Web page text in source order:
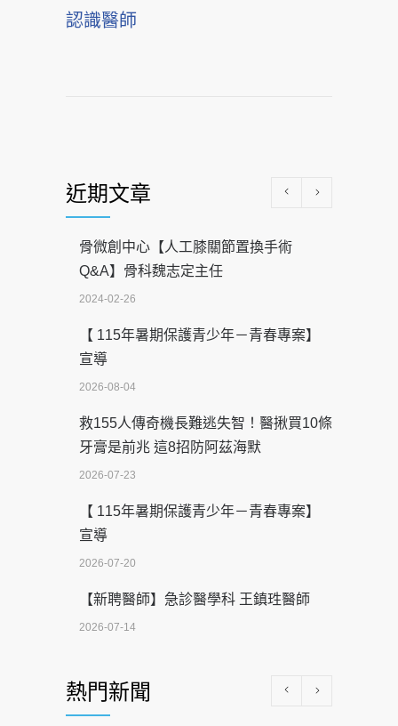
認識醫師
近期文章
骨微創中心【人工膝關節置換手術
Q&A】骨科魏志定主任
2024-02-26
【 115年暑期保護青少年－青春專案】
宣導
2026-08-04
救155人傳奇機長難逃失智！醫揪買10條
牙膏是前兆 這8招防阿茲海默
2026-07-23
【 115年暑期保護青少年－青春專案】
宣導
2026-07-20
【新聘醫師】急診醫學科 王鎮珄醫師
2026-07-14
科能量
2026-07-08
熱門新聞